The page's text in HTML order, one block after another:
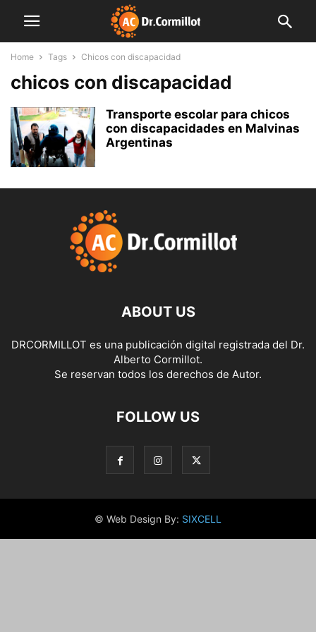
Home Tags Chicos con discapacidad
chicos con discapacidad
Transporte escolar para chicos
con discapacidades en Malvinas
Argentinas
ABOUT US
DRCORMILLOT es una publicación digital registrada del Dr.
Alberto Cormillot.
Se reservan todos los derechos de Autor.
FOLLOW US
© Web Design By: SIXCELL